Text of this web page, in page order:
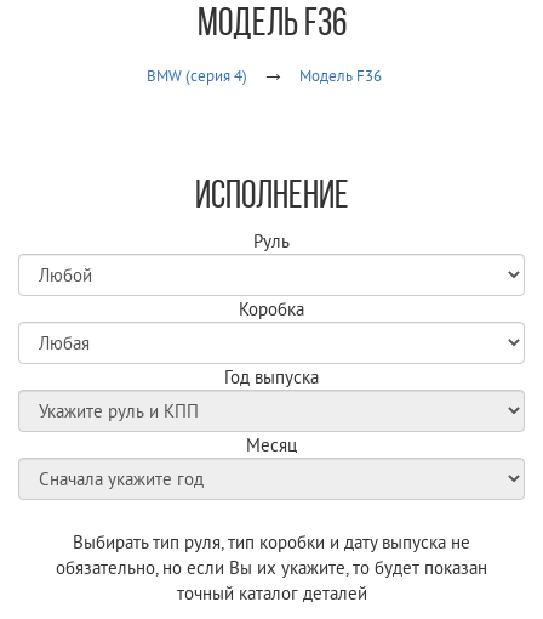
Модель F36
BMW (серия 4) Модель F36
Исполнение
Руль
Коробка
Год выпуска
Месяц
Выбирать тип руля, тип коробки и дату выпуска не
обязательно, но если Вы их укажите, то будет показан
точный каталог деталей